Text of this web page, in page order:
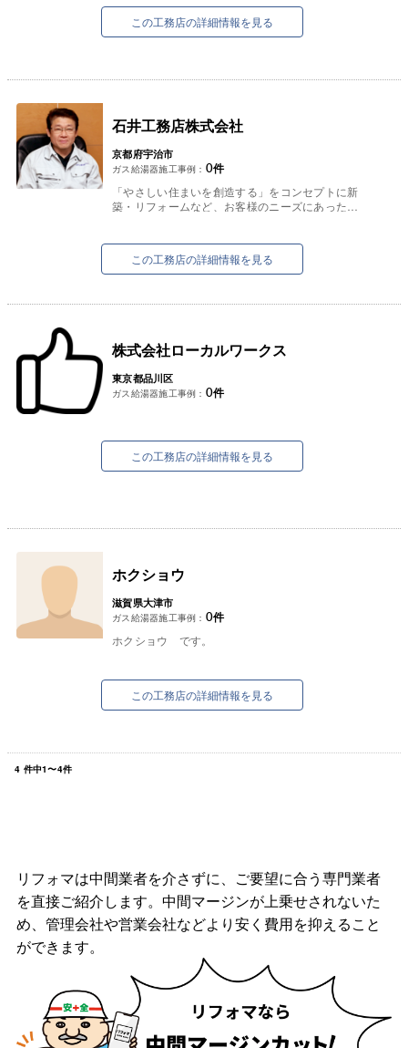
この工務店の詳細情報を見る
石井工務店株式会社
京都府宇治市
ガス給湯器施工事例： 0件
「やさしい住まいを創造する」をコンセプトに新
築・リフォームなど、お客様のニーズにあった工
近年は今あるものを大事...
この工務店の詳細情報を見る
株式会社ローカルワークス
東京都品川区
ガス給湯器施工事例： 0件
この工務店の詳細情報を見る
ホクショウ
滋賀県大津市
ガス給湯器施工事例： 0件
ホクショウ です。
この工務店の詳細情報を見る
4 件中1〜4件
リフォマは中間業者を介さずに、ご要望に合う専門業者
を直接ご紹介します。中間マージンが上乗せされないた
め、管理会社や営業会社などより安く費用を抑えること
ができます。